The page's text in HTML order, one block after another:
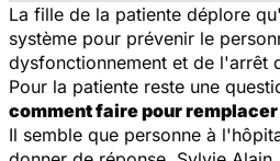
La fille de la patiente déplore
système pour prévenir le
dysfonctionnement et de l'arrêt
Pour la patiente reste une
comment faire pour
Il semble que personne à